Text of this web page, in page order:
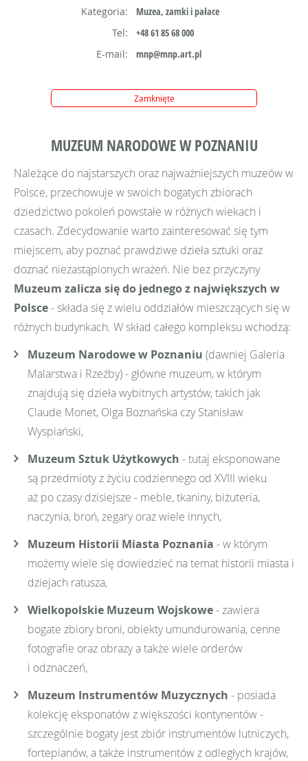
Kategoria:
Muzea, zamki i pałace
Tel:
+48 61 85 68 000
E-mail:
mnp@mnp.art.pl
Zamknięte
MUZEUM NARODOWE W POZNANIU
Należące do najstarszych oraz najważniejszych muzeów w
Polsce, przechowuje w swoich bogatych zbiorach
dziedzictwo pokoleń powstałe w różnych wiekach i
czasach. Zdecydowanie warto zainteresować się tym
miejscem, aby poznać prawdziwe dzieła sztuki oraz
doznać niezastąpionych wrażeń. Nie bez przyczyny
Muzeum zalicza się do jednego z największych w
Polsce- składa się z wielu oddziałów mieszczących się w
różnych budynkach. W skład całego kompleksu wchodzą:
Muzeum Narodowe w Poznaniu (dawniej Galeria
Malarstwa i Rzeźby) - główne muzeum, w którym
znajdują się dzieła wybitnych artystów, takich jak
Claude Monet, Olga Boznańska czy Stanisław
Wyspiański,
Muzeum Sztuk Użytkowych - tutaj eksponowane
są przedmioty z życiu codziennego od XVIII wieku
aż po czasy dzisiejsze - meble, tkaniny, biżuteria,
naczynia, broń, zegary oraz wiele innych,
Muzeum Historii Miasta Poznania - w którym
możemy wiele się dowiedzieć na temat historii miasta i
dziejach ratusza,
Wielkopolskie Muzeum Wojskowe- zawiera
bogate zbiory broni, obiekty umundurowania, cenne
fotografie oraz obrazy a także wiele orderów
i odznaczeń,
Muzeum Instrumentów Muzycznych - posiada
kolekcję eksponatów z większości kontynentów -
szczególnie bogaty jest zbiór instrumentów lutniczych,
fortepianów, a także instrumentów z odległych krajów,